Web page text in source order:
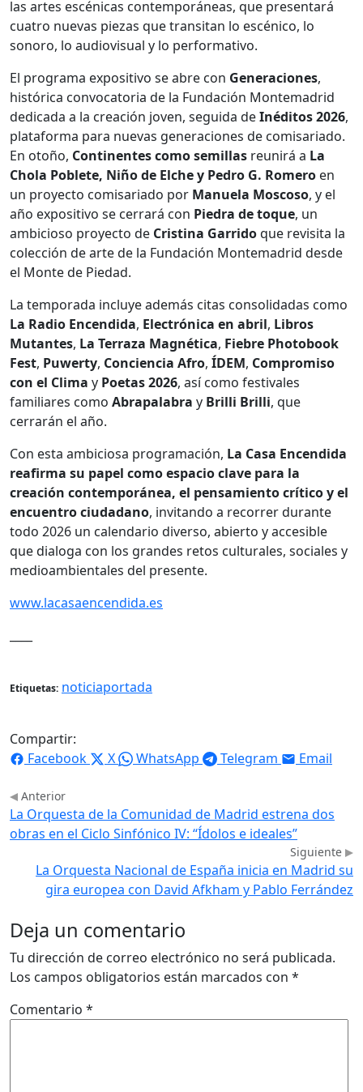
las artes escénicas contemporáneas, que presentará
cuatro nuevas piezas que transitan lo escénico, lo
sonoro, lo audiovisual y lo performativo.
El programa expositivo se abre con Generaciones,
histórica convocatoria de la Fundación Montemadrid
dedicada a la creación joven, seguida deInéditos 2026,
plataforma para nuevas generaciones de comisariado.
En otoño, Continentes como semillas reunirá a La
Chola Poblete, Niño de Elche y Pedro G. Romero en
un proyecto comisariado por Manuela Moscoso, y el
año expositivo se cerrará con Piedra de toque, un
ambicioso proyecto de Cristina Garridoque revisita la
colección de arte de la Fundación Montemadrid desde
el Monte de Piedad.
La temporada incluye además citas consolidadas como
La Radio Encendida, Electrónica en abril, Libros
Mutantes, La Terraza Magnética, Fiebre Photobook
Fest, Puwerty, Conciencia Afro, ÍDEM, Compromiso
con el Clima y Poetas 2026, así como festivales
familiares como Abrapalabra y Brilli Brilli, que
cerrarán el año.
Con esta ambiciosa programación, La Casa Encendida
reafirma su papel como espacio clave para la
creación contemporánea, el pensamiento crítico y el
encuentro ciudadano, invitando a recorrer durante
todo 2026 un calendario diverso, abierto y accesible
que dialoga con los grandes retos culturales, sociales y
medioambientales del presente.
www.lacasaencendida.es
Etiquetas: noticiaportada
Compartir:
Facebook
X WhatsApp Telegram Email
Anterior
La Orquesta de la Comunidad de Madrid estrena dos
obras en el Ciclo Sinfónico IV: “Ídolos e ideales”
Siguiente
La Orquesta Nacional de España inicia en Madrid su
gira europea con David Afkham y Pablo Ferrández
Deja un comentario
Tu dirección de correo electrónico no será publicada.
Los campos obligatorios están marcados con *
Comentario *